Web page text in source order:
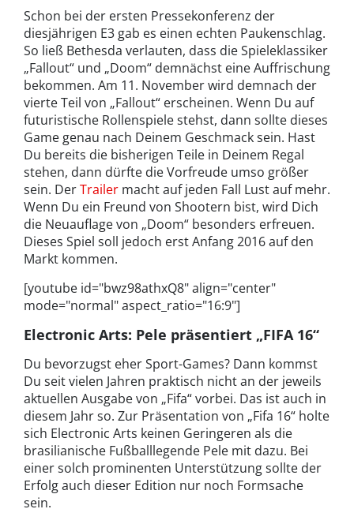
Schon bei der ersten Pressekonferenz der
diesjährigen E3 gab es einen echten Paukenschlag.
So ließ Bethesda verlauten, dass die Spieleklassiker
„Fallout“ und „Doom“ demnächst eine Auffrischung
bekommen. Am 11. November wird demnach der
vierte Teil von „Fallout“ erscheinen. Wenn Du auf
futuristische Rollenspiele stehst, dann sollte dieses
Game genau nach Deinem Geschmack sein. Hast
Du bereits die bisherigen Teile in Deinem Regal
stehen, dann dürfte die Vorfreude umso größer
sein. DerTrailer macht auf jeden Fall Lust auf mehr.
Wenn Du ein Freund von Shootern bist, wird Dich
die Neuauflage von „Doom“ besonders erfreuen.
Dieses Spiel soll jedoch erst Anfang 2016 auf den
Markt kommen.
[youtube id="bwz98athxQ8" align="center"
mode="normal" aspect_ratio="16:9"]
Electronic Arts: Pele präsentiert „FIFA 16“
Du bevorzugst eher Sport-Games? Dann kommst
Du seit vielen Jahren praktisch nicht an der jeweils
aktuellen Ausgabe von „Fifa“ vorbei. Das ist auch in
diesem Jahr so. Zur Präsentation von „Fifa 16“ holte
sich Electronic Arts keinen Geringeren als die
brasilianische Fußballlegende Pele mit dazu. Bei
einer solch prominenten Unterstützung sollte der
Erfolg auch dieser Edition nur noch Formsache
sein.